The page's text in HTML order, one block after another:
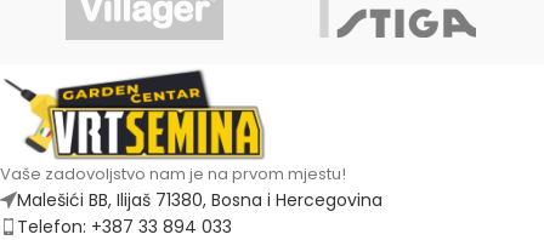
Vaše zadovoljstvo nam je na prvom mjestu!
Malešići BB, Ilijaš 71380, Bosna i Hercegovina
Telefon: +387 33 894 033